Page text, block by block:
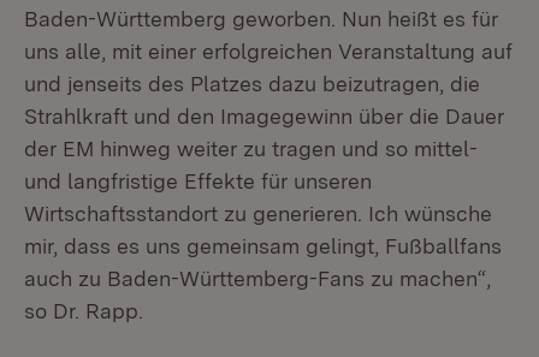
Baden-Württemberg geworben. Nun heißt es für
uns alle, mit einer erfolgreichen Veranstaltung auf
und jenseits des Platzes dazu beizutragen, die
Strahlkraft und den Imagegewinn über die Dauer
der EM hinweg weiter zu tragen und so mittel-
und langfristige Effekte für unseren
Wirtschaftsstandort zu generieren. Ich wünsche
mir, dass es uns gemeinsam gelingt, Fußballfans
auch zu Baden-Württemberg-Fans zu machen“,
so Dr. Rapp.